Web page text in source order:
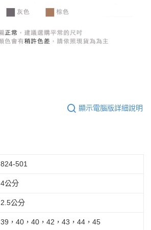
顯示電腦版詳細說明
824-501
4公分
2.5公分
39，40，40，42，43，44，45